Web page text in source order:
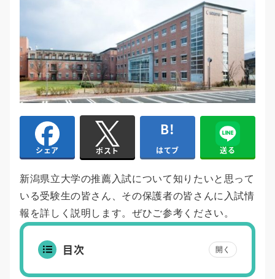
シェア ポスト はてブ 送る
新潟県立大学の推薦入試について知りたいと思って
いる受験生の皆さん、その保護者の皆さんに入試情
報を詳しく説明します。ぜひご参考ください。
目次 開く